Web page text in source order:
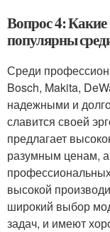
Вопрос 4:
популярны
Среди
Bosch, Makita,
надежными и
славится своей
предлагает
разумным ценам,
высокой
широкий выбор
задач, и имеют